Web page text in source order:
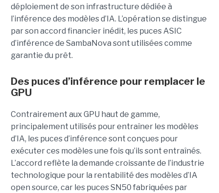
déploiement de son infrastructure dédiée à
l’inférence des modèles d’IA. L’opération se distingue
par son accord financier inédit, les puces ASIC
d’inférence de SambaNova sont utilisées comme
garantie du prêt.
Des puces d’inférence pour remplacer le
GPU
Contrairement aux GPU haut de gamme,
principalement utilisés pour entraîner les modèles
d’IA, les puces d’inférence sont conçues pour
exécuter ces modèles une fois qu’ils sont entraînés.
L’accord reflète la demande croissante de l’industrie
technologique pour la rentabilité des modèles d’IA
open source, car les puces SN50 fabriquées par